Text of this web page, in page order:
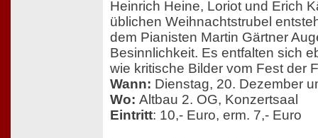
Heinrich Heine, Loriot und Erich
üblichen Weihnachtstrubel
dem Pianisten Martin Gärtner
Besinnlichkeit. Es entfalten sich
wie kritische Bilder vom Fest der
Wann: Dienstag, 20. Dezember
Wo: Altbau 2. OG, Konzertsaal
Eintritt: 10,- Euro, erm. 7,- Euro